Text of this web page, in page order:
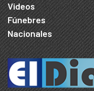
Videos
Fúnebres
Nacionales